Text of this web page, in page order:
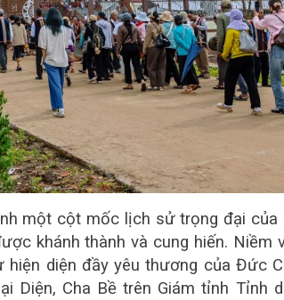
một cột mốc lịch sử trọng đại của
khánh thành và cung hiến. Niềm
diện đầy yêu thương của Đức
Diện, Cha Bề trên Giám tỉnh Tỉnh